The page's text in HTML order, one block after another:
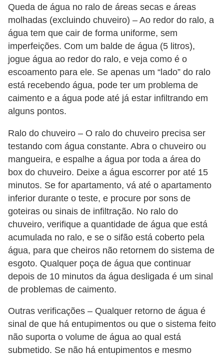
Queda de água no ralo de áreas secas e áreas
molhadas (excluindo chuveiro) – Ao redor do ralo, a
água tem que cair de forma uniforme, sem
imperfeições. Com um balde de água (5 litros),
jogue água ao redor do ralo, e veja como é o
escoamento para ele. Se apenas um “lado” do ralo
está recebendo água, pode ter um problema de
caimento e a água pode até já estar infiltrando em
alguns pontos.
Ralo do chuveiro – O ralo do chuveiro precisa ser
testando com água constante. Abra o chuveiro ou
mangueira, e espalhe a água por toda a área do
box do chuveiro. Deixe a água escorrer por até 15
minutos. Se for apartamento, vá até o apartamento
inferior durante o teste, e procure por sons de
goteiras ou sinais de infiltração. No ralo do
chuveiro, verifique a quantidade de água que está
acumulada no ralo, e se o sifão está coberto pela
água, para que cheiros não retornem do sistema de
esgoto. Qualquer poça de água que continuar
depois de 10 minutos da água desligada é um sinal
de problemas de caimento.
Outras verificações – Qualquer retorno de água é
sinal de que há entupimentos ou que o sistema feito
não suporta o volume de água ao qual está
submetido. Se não há entupimentos e mesmo